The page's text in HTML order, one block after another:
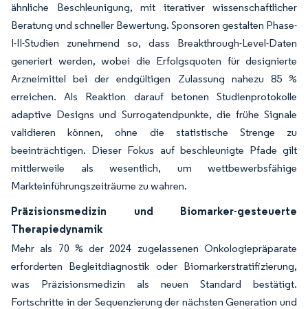
ähnliche Beschleunigung, mit iterativer wissenschaftlicher
Beratung und schneller Bewertung. Sponsoren gestalten Phase-
I-II-Studien zunehmend so, dass Breakthrough-Level-Daten
generiert werden, wobei die Erfolgsquoten für designierte
Arzneimittel bei der endgültigen Zulassung nahezu 85 %
erreichen. Als Reaktion darauf betonen Studienprotokolle
adaptive Designs und Surrogatendpunkte, die frühe Signale
validieren können, ohne die statistische Strenge zu
beeinträchtigen. Dieser Fokus auf beschleunigte Pfade gilt
mittlerweile als wesentlich, um wettbewerbsfähige
Markteinführungszeiträume zu wahren.
Präzisionsmedizin und Biomarker-gesteuerte
Therapiedynamik
Mehr als 70 % der 2024 zugelassenen Onkologiepräparate
erforderten Begleitdiagnostik oder Biomarkerstratifizierung,
was Präzisionsmedizin als neuen Standard bestätigt.
Fortschritte in der Sequenzierung der nächsten Generation und